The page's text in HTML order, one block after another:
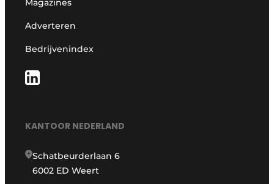
Magazines
Adverteren
Bedrijvenindex
KANTOOR NEDERLAND
Schatbeurderlaan 6
6002 ED Weert